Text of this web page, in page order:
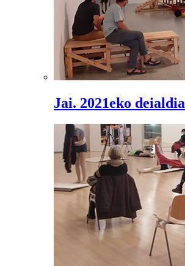
Jai. 2021eko deialdia